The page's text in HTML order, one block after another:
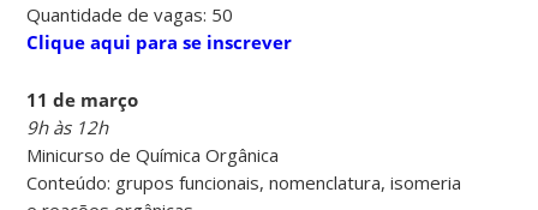
Quantidade de vagas: 50
Clique aqui para se inscrever
11 de março
9h às 12h
Minicurso de Química Orgânica
Conteúdo: grupos funcionais, nomenclatura, isomeria